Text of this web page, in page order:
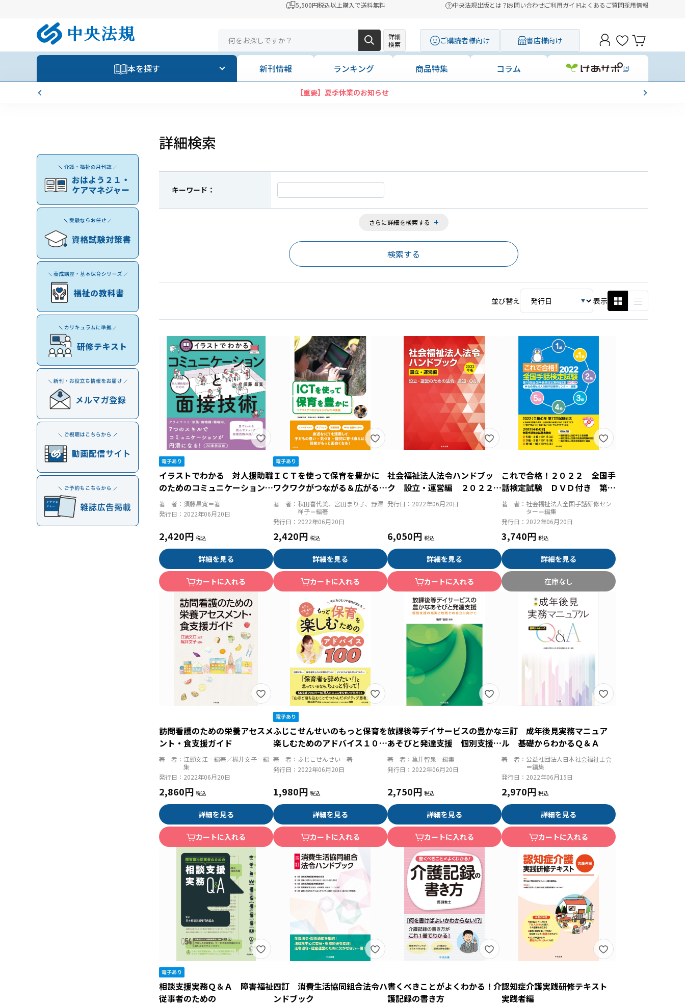
5,500円税込以上購入で送料無料 中央法規出版とは？お問い合わせご利用ガイドよくあるご質問採用情報
詳細
検索
ご購読者様向け 書店様向け
本を探す 新刊情報 ランキング 商品特集 コラム
コンビニ決済に「セブンイレブン」を追加いたしました
詳細検索
キーワード：
さらに詳細を検索する
並び替え 表示
イラストでわかる 対人援助職
のためのコミュニケーションと
面接技術
著 者： 須藤昌寛＝著
発行日： 2022年06月20日
2,420円
詳細を見る
カートに入れる
ＩＣＴを使って保育を豊かに
ワクワクがつながる＆広がる２
８の実践
著 者： 秋田喜代美、宮田まり子、野澤
祥子＝編著
発行日： 2022年06月20日
2,420円
詳細を見る
カートに入れる
社会福祉法人法令ハンドブッ
ク 設立・運営編 ２０２２年
版 設立・運営のための法令・
発行日： 2022年06月20日
6,050円
詳細を見る
カートに入れる
これで合格！２０２２ 全国手
話検定試験 ＤＶＤ付き 第１
６回全国手話検定試験解説集
著 者： 社会福祉法人全国手話研修セン
ター＝編集
発行日： 2022年06月20日
3,740円
詳細を見る
在庫なし
訪問看護のための栄養アセスメ
ント・食支援ガイド
著 者： 江頭文江＝編著／梶井文子＝編
集
発行日： 2022年06月20日
2,860円
詳細を見る
カートに入れる
ふじこせんせいのもっと保育を
楽しむためのアドバイス１０
０ 考え方ひとつで毎日が変わ
る
著 者： ふじこせんせい＝著
発行日： 2022年06月20日
1,980円
詳細を見る
カートに入れる
放課後等デイサービスの豊かな
あそびと発達支援 個別支援の
充実と地域での自立に向けて
著 者： 亀井智泉＝編集
発行日： 2022年06月20日
2,750円
詳細を見る
カートに入れる
三訂 成年後見実務マニュア
ル 基礎からわかるＱ＆Ａ
著 者： 公益社団法人日本社会福祉士会
＝編集
発行日： 2022年06月15日
2,970円
詳細を見る
カートに入れる
相談支援実務Ｑ＆Ａ 障害福祉
従事者のための
四訂 消費生活協同組合法令ハ
ンドブック
書くべきことがよくわかる！介
護記録の書き方
認知症介護実践研修テキスト
実践者編